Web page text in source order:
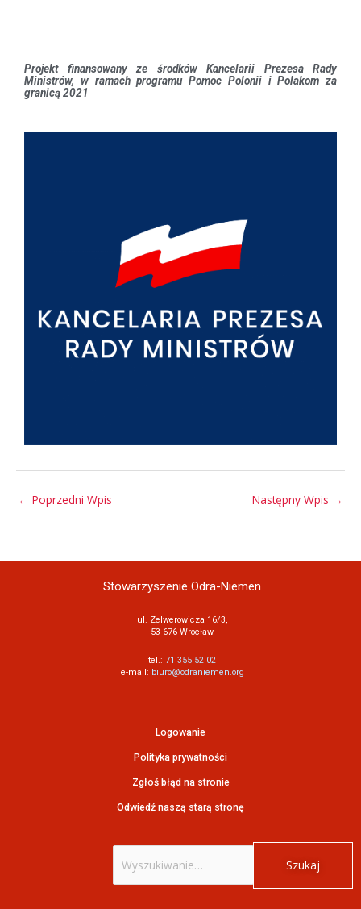
Projekt finansowany ze środków Kancelarii Prezesa Rady
Ministrów, w ramach programu Pomoc Polonii i Polakom za
granicą 2021
← Poprzedni Wpis Następny Wpis →
Stowarzyszenie Odra-Niemen
ul. Zelwerowicza 16/3,
53-676 Wrocław
tel.: 71 355 52 02
e-mail: biuro@odraniemen.org
Logowanie
Polityka prywatności
Zgłoś błąd na stronie
Odwiedź naszą starą stronę
Szukaj
dla: